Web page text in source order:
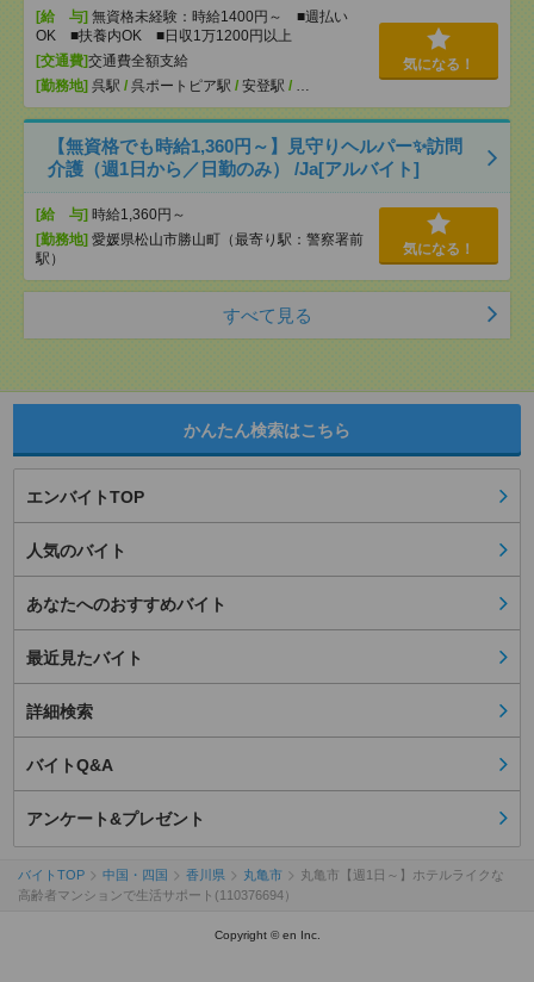
[給 与] 無資格未経験：時給1400円～ ■週払い
OK ■扶養内OK ■日収1万1200円以上
[交通費]交通費全額支給
[勤務地] 呉駅 / 呉ポートピア駅 / 安登駅 / …
気になる！
【無資格でも時給1,360円～】見守りヘルパー✨訪問
介護（週1日から／日勤のみ） /Ja[アルバイト]
[給 与] 時給1,360円～
[勤務地] 愛媛県松山市勝山町（最寄り駅：警察署前
駅）
気になる！
すべて見る
かんたん検索はこちら
エンバイトTOP
人気のバイト
あなたへのおすすめバイト
最近見たバイト
詳細検索
バイトQ&A
アンケート&プレゼント
バイトTOP 中国・四国 香川県 丸亀市
丸亀市【週1日～】ホテルライクな
高齢者マンションで生活サポート(110376694）
Copyright © en Inc.